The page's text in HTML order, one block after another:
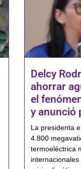
Delcy
ahorrar
el
y anunció
La presidenta
4.800
termoeléctrica